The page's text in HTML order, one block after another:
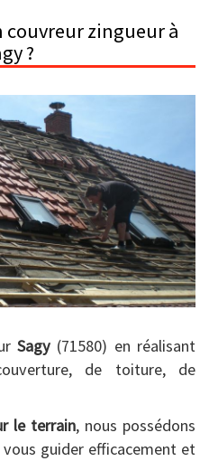
couvreur zingueur à
?
Sagy (71580) en réalisant
de toiture, de
le terrain, nous possédons
guider efficacement et